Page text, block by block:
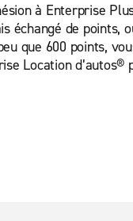
à Enterprise
échangé de points,
que 600 points,
Location d’autos®